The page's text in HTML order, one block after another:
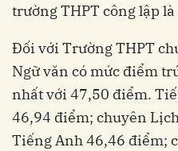
trường THPT công lập
Đối với Trường THPT
Ngữ văn có mức điểm
nhất với 47,50 điểm.
46,94 điểm; chuyên
Tiếng Anh 46,46 điểm;